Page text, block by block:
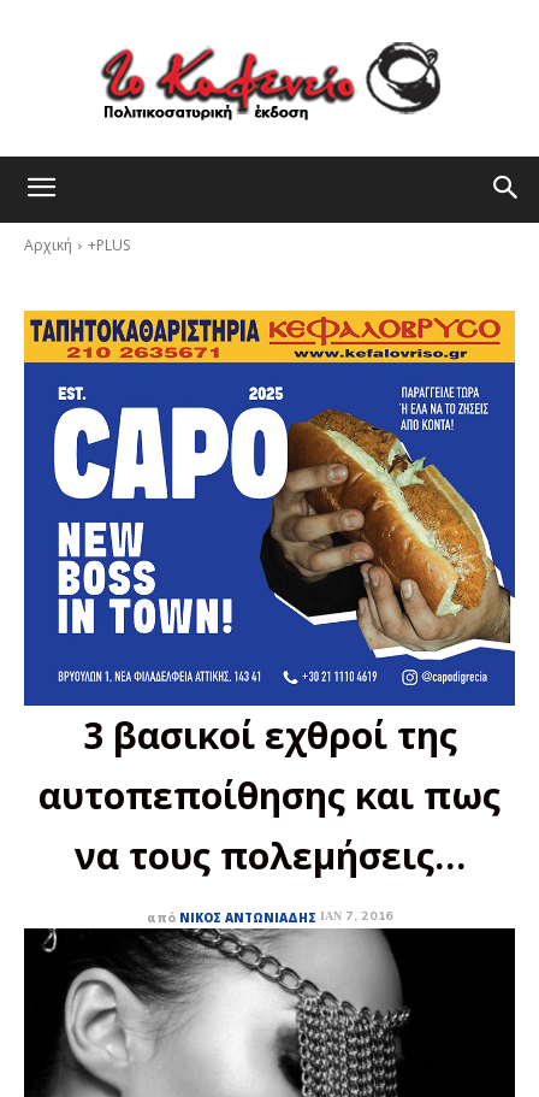
Αρχική +PLUS
3 βασικοί εχθροί της
αυτοπεποίθησης και πως
να τους πολεμήσεις…
από ΝΊΚΟΣ ΑΝΤΩΝΙΆΔΗΣ ΙΑΝ 7, 2016